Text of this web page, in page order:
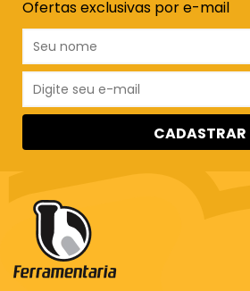
Ofertas exclusivas por e-mail
CADASTRAR